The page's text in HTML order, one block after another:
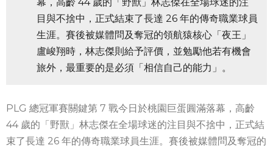
目與不捨中，正式結束了長達 26 年的傳奇職業球員
生涯。賽後被媒體問及奪冠的領航猿核心「夜王」
盧峻翔時，林志傑則給予評價，並勉勵他若有機會
旅外，最重要的是必須「相信自己的能力」。
PLG 總冠軍賽關鍵第 7 戰今日於桃園巨蛋圓滿落幕，高齡
44 歲的「野獸」林志傑在全場球迷的注目與不捨中，正式結
束了長達 26 年的傳奇職業球員生涯。賽後被媒體問及奪冠的